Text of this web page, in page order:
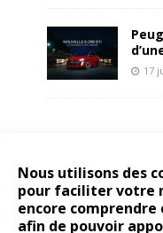
Nous utilisons des
pour faciliter votre
encore
afin de pouvoir
17
Dacia Sandero : pour les